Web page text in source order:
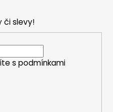
či slevy!
s podmínkami